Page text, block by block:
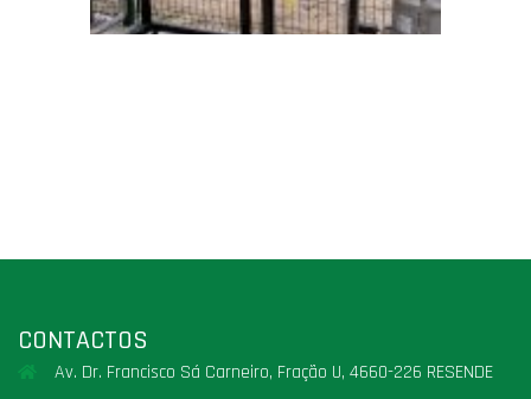
CONTACTOS
Av. Dr. Francisco Sá Carneiro, Fração U, 4660-226 RESENDE